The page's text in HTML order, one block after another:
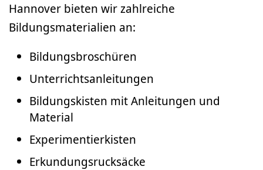
Hannover bieten wir zahlreiche
Bildungsmaterialien an:
Bildungsbroschüren
Unterrichtsanleitungen
Bildungskisten mit Anleitungen und
Material
Experimentierkisten
Erkundungsrucksäcke